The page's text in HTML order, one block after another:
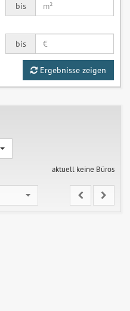
bis
bis
Ergebnisse zeigen
aktuell keine Büros